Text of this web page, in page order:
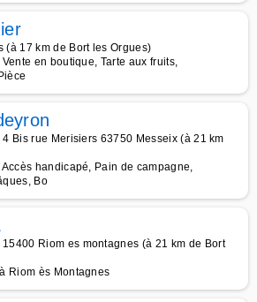
(à 17 km de Bort les Orgues)
en boutique, Tarte aux fruits,
Bis rue Merisiers 63750 Messeix (à 21 km
handicapé, Pain de campagne,
Bo
Riom es montagnes (à 21 km de Bort
Riom ès Montagnes